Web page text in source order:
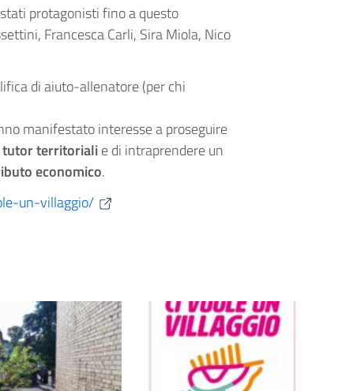
protagonisti fino a questo
Francesca Carli, Sira Miola, Nico
di aiuto-allenatore (per chi
manifestato interesse a proseguire
tutor territorialie di intraprendere un
economico.
un-villaggio/